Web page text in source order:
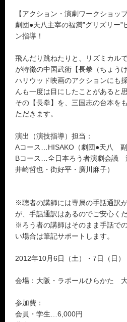
【アクション・演劇ワークショップ
劇団●天八主宰の福満”グリズリー”
ン指導！
飛んだり跳ねたりと、リズミカル
が特徴の中国武術【長拳（ちょうけ
ハリウッド映画のアクションにも
んも一度は目にしたことがあると思
その【長拳】を、三国志の台本を
ただきます。
演出（演技指導）担当：
Aコース…HISAKO（劇団●天八 副
Bコース…全日本ろう者演劇会議
井崎哲也・街好平・廣川麻子）
※聴者の講師には専属の手話通訳
が、手話通訳はあるのでご安心くだ
※ろう者の講師はそのまま手話で
い場合は筆記サポートします。
2012年10月6日（土）・7日（日）
会場：大阪・ラポールひらかた 大
参加費：
会員・学生…6,000円